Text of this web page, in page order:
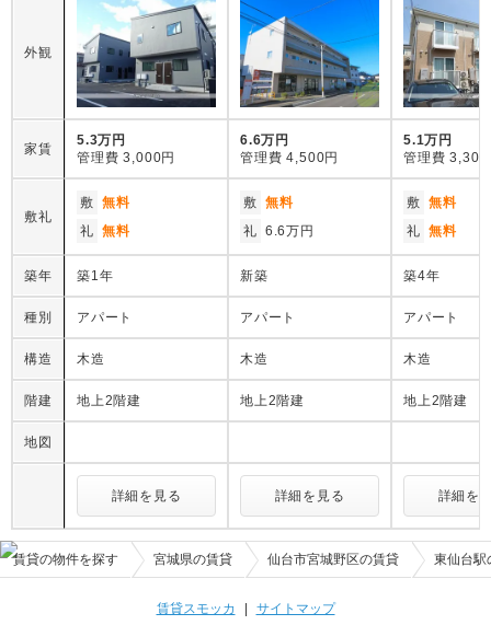
外観
家賃
5.3万円
管理費 3,000円
6.6万円
管理費 4,500円
5.1万円
管理費 3,300
敷礼
敷 無料
礼 無料
敷 無料
礼 6.6万円
敷 無料
礼 無料
築年 築1年 新築 築4年
種別 アパート アパート アパート
構造 木造 木造 木造
階建 地上2階建 地上2階建 地上2階建
地図
詳細を見る 詳細を見る 詳細を
賃貸の物件を探す 宮城県の賃貸 仙台市宮城野区の賃貸 東仙台駅
賃貸スモッカ | サイトマップ